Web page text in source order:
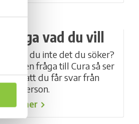
Fråga vad du vill
Hittar du inte det du söker?
Ställ en fråga till Cura så ser
vi till att du får svar från
rätt person.
Läs mer